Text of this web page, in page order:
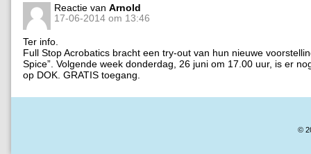
Reactie van Arnold
17-06-2014 om 13:46
Ter info.
Full Stop Acrobatics bracht een try-out van hun nieuwe
Spice”. Volgende week donderdag, 26 juni om 17.00 uur, is er
op DOK. GRATIS toegang.
©